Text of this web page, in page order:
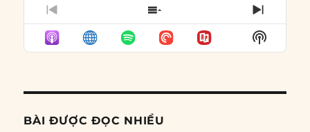
PREVIOUS
EPISODE
SHOW
EPISODES
LIST
NEXT
Show
Podcast
BÀI ĐƯỢC ĐỌC NHIỀU